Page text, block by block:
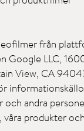
från
Google LLC,
View, CA
och andra
produkter